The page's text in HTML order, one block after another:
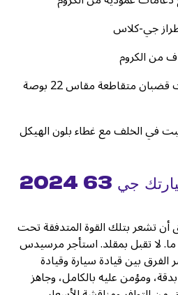
جي-كلاس
• عجلات AMG مطروقة ذات قضبان متقاطعة مقاس 22 بوصة
في الخلف مع غطاء بلون الهيكل
63 2024
تشعر بتلك القوة المتدفقة تحت
ما. لا تقبل بمقلد. استأجر مرسيدس
واختبر الفرق بين قيادة سيارة وقيادة
ومؤمن عليه بالكامل، وجاهز